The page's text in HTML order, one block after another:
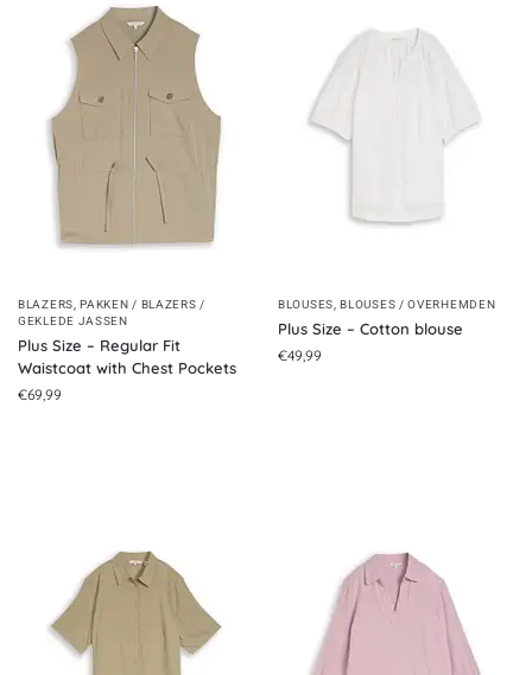
BLAZERS,PAKKEN / BLAZERS /
GEKLEDE JASSEN
Plus Size – Regular Fit
Waistcoat with Chest Pockets
€69,99
BLOUSES,BLOUSES / OVERHEMDEN
Plus Size – Cotton blouse
€49,99